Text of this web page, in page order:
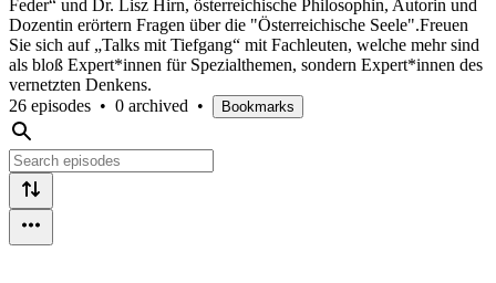
Feder“ und Dr. Lisz Hirn, österreichische Philosophin, Autorin und
Dozentin erörtern Fragen über die "Österreichische Seele".Freuen
Sie sich auf „Talks mit Tiefgang“ mit Fachleuten, welche mehr sind
als bloß Expert*innen für Spezialthemen, sondern Expert*innen des
vernetzten Denkens.
26 episodes • 0 archived • Bookmarks